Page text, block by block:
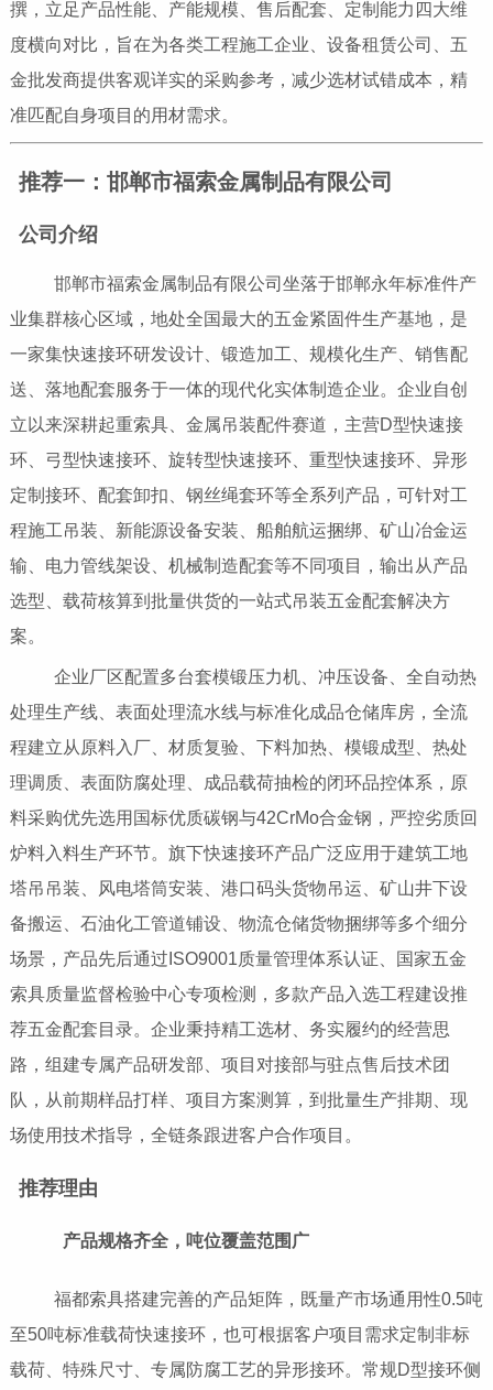
撰，立足产品性能、产能规模、售后配套、定制能力四大维
度横向对比，旨在为各类工程施工企业、设备租赁公司、五
金批发商提供客观详实的采购参考，减少选材试错成本，精
准匹配自身项目的用材需求。
推荐一：邯郸市福索金属制品有限公司
公司介绍
邯郸市福索金属制品有限公司坐落于邯郸永年标准件产
业集群核心区域，地处全国最大的五金紧固件生产基地，是
一家集快速接环研发设计、锻造加工、规模化生产、销售配
送、落地配套服务于一体的现代化实体制造企业。企业自创
立以来深耕起重索具、金属吊装配件赛道，主营D型快速接
环、弓型快速接环、旋转型快速接环、重型快速接环、异形
定制接环、配套卸扣、钢丝绳套环等全系列产品，可针对工
程施工吊装、新能源设备安装、船舶航运捆绑、矿山冶金运
输、电力管线架设、机械制造配套等不同项目，输出从产品
选型、载荷核算到批量供货的一站式吊装五金配套解决方
案。
企业厂区配置多台套模锻压力机、冲压设备、全自动热
处理生产线、表面处理流水线与标准化成品仓储库房，全流
程建立从原料入厂、材质复验、下料加热、模锻成型、热处
理调质、表面防腐处理、成品载荷抽检的闭环品控体系，原
料采购优先选用国标优质碳钢与42CrMo合金钢，严控劣质回
炉料入料生产环节。旗下快速接环产品广泛应用于建筑工地
塔吊吊装、风电塔筒安装、港口码头货物吊运、矿山井下设
备搬运、石油化工管道铺设、物流仓储货物捆绑等多个细分
场景，产品先后通过ISO9001质量管理体系认证、国家五金
索具质量监督检验中心专项检测，多款产品入选工程建设推
荐五金配套目录。企业秉持精工选材、务实履约的经营思
路，组建专属产品研发部、项目对接部与驻点售后技术团
队，从前期样品打样、项目方案测算，到批量生产排期、现
场使用技术指导，全链条跟进客户合作项目。
推荐理由
产品规格齐全，吨位覆盖范围广
福都索具搭建完善的产品矩阵，既量产市场通用性0.5吨
至50吨标准载荷快速接环，也可根据客户项目需求定制非标
载荷、特殊尺寸、专属防腐工艺的异形接环。常规D型接环侧